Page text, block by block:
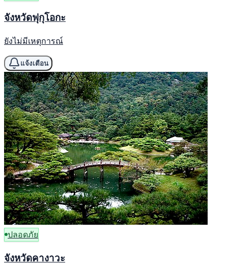
จังหวัดฟุกุโอกะ
ยังไม่มีเหตุการณ์
แจ้งเตือน
ปลอดภัย
จังหวัดคางาวะ